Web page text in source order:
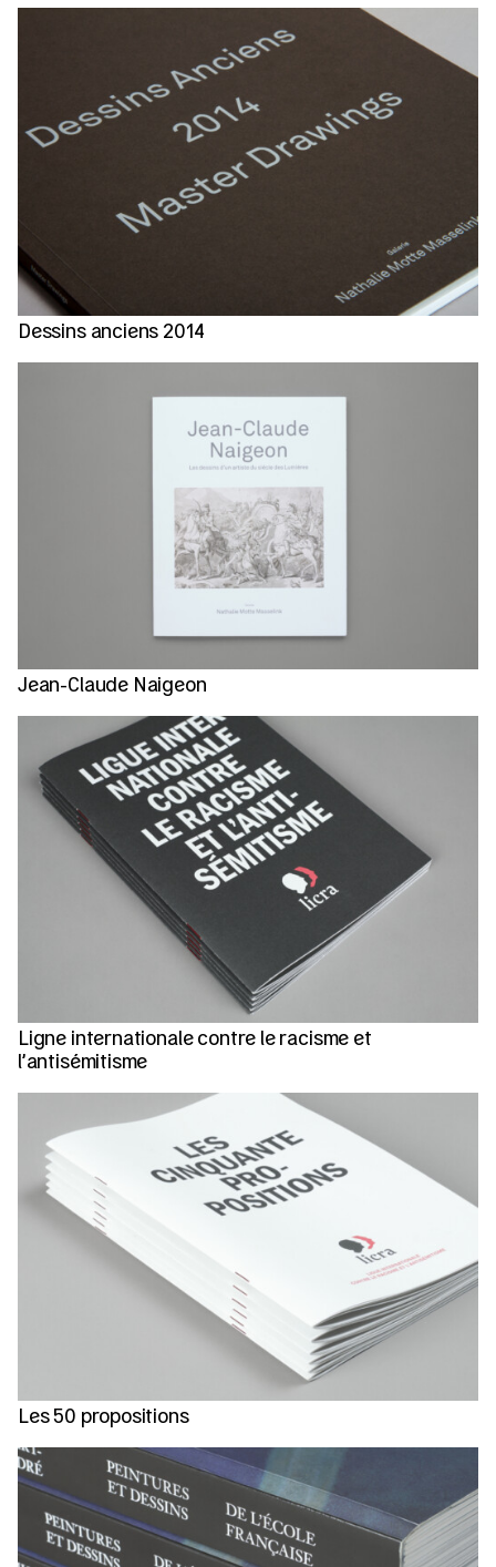
Dessins anciens 2014
Jean-Claude Naigeon
Ligne internationale contre le racisme et
l’antisémitisme
Les 50 propositions